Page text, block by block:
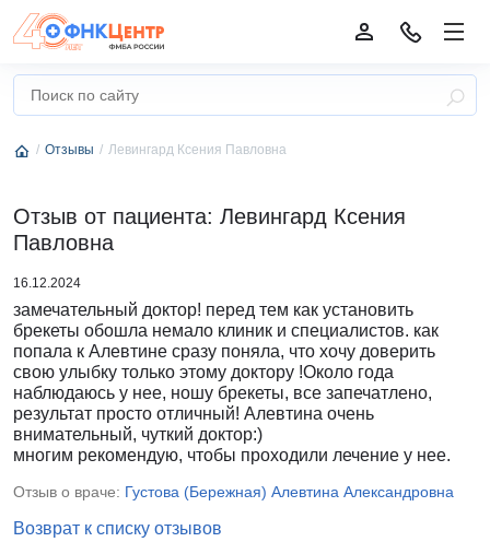
Отзывы Левингард Ксения Павловна
Отзыв от пациента: Левингард Ксения
Павловна
16.12.2024
замечательный доктор! перед тем как установить
брекеты обошла немало клиник и специалистов. как
попала к Алевтине сразу поняла, что хочу доверить
свою улыбку только этому доктору !Около года
наблюдаюсь у нее, ношу брекеты, все запечатлено,
результат просто отличный! Алевтина очень
внимательный, чуткий доктор:)
многим рекомендую, чтобы проходили лечение у нее.
Отзыв о враче: Густова (Бережная) Алевтина Александровна
Возврат к списку отзывов